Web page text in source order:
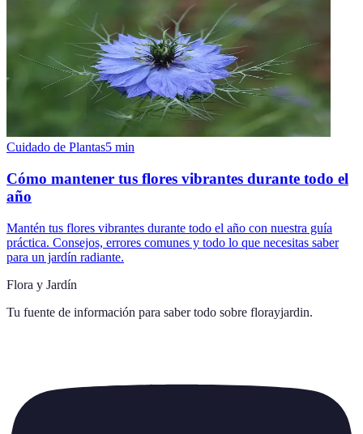
Cuidado de Plantas5 min
Cómo mantener tus flores vibrantes durante todo el
año
Mantén tus flores vibrantes durante todo el año con nuestra guía
práctica. Consejos, errores comunes y todo lo que necesitas saber
para un jardín radiante.
Flora y Jardín
Tu fuente de información para saber todo sobre florayjardin.